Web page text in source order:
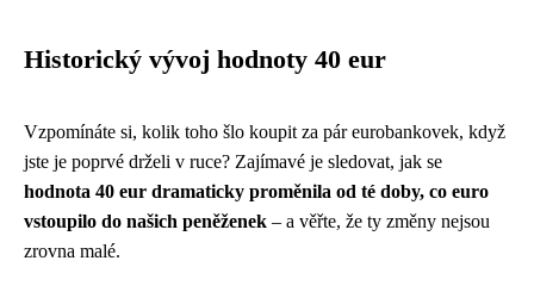
Historický vývoj hodnoty 40 eur
Vzpomínáte si, kolik toho šlo koupit za pár eurobankovek, když
jste je poprvé drželi v ruce? Zajímavé je sledovat, jak se
hodnota 40 eur dramaticky proměnila od té doby, co euro
vstoupilo do našich peněženek – a věřte, že ty změny nejsou
zrovna malé.